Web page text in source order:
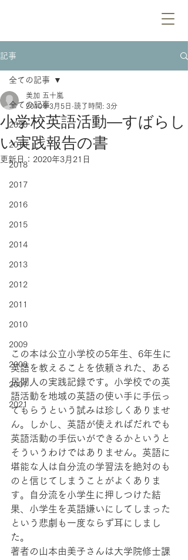
記事
全ての記事
2020
2019
2018
2017
2016
2015
2014
2013
2012
2011
2010
2009
2008
2007
2021
全ての記事
小学校英語活動—すばらし
い実践報告の書
美加 五十嵐
2010年3月5日 読了時間: 3分
更新日： 2020年3月21日
この本は公立小学校の5年生、6年生に
英語を教えることを依頼された、ある
民間人の実践記録です。小学校での英
語活動を地域の英語の使い手に手伝っ
てもらうという試みは珍しくありませ
ん。しかし、英語が使えればだれでも
英語活動の手伝いができるかというと
そういうわけではありません。英語に
堪能な人は自分流の学習法を絶対のも
のと信じてしまうことがよくありま
す。自分流を小学生に押しつけた結
果、小学生を英語嫌いにしてしまった
という悲劇も一度ならず耳にしまし
た。
著者の山本由美子さんは大学院修士課